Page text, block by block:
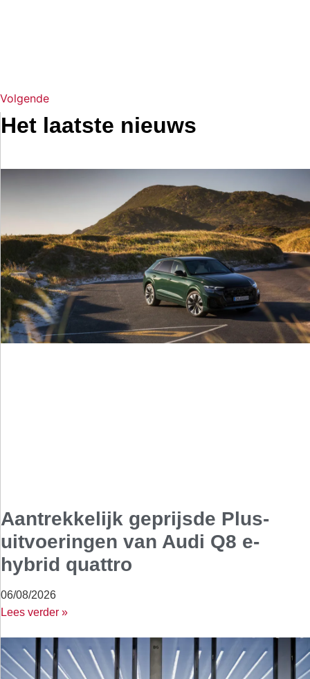
Volgende
Het laatste nieuws
Aantrekkelijk geprijsde Plus-
uitvoeringen van Audi Q8 e-
hybrid quattro
06/08/2026
Lees verder »